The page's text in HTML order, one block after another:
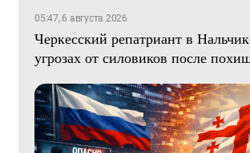
05:47, 6 августа 2026
Черкесский репатриант в
угрозах от силовиков после